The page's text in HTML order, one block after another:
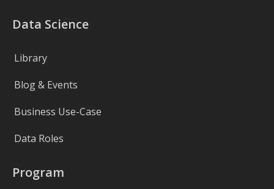
Data Science
Library
Blog & Events
Business Use-Case
Data Roles
Program